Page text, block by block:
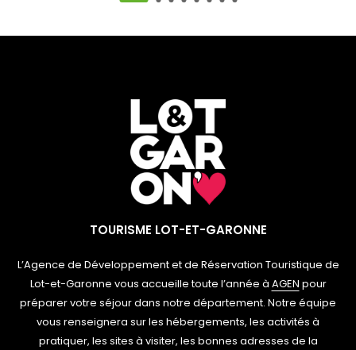
TOURISME LOT-ET-GARONNE
L’Agence de Développement et de Réservation Touristique de
Lot-et-Garonne vous accueille toute l’année à AGEN pour
préparer votre séjour dans notre département. Notre équipe
vous renseignera sur les hébergements, les activités à
pratiquer, les sites à visiter, les bonnes adresses de la